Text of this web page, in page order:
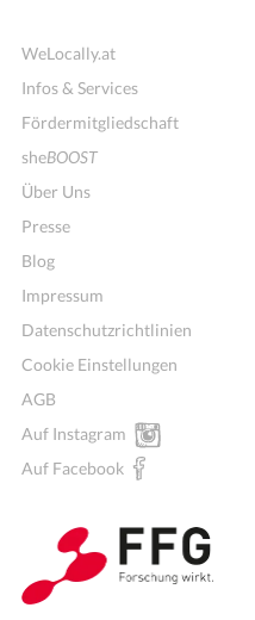
WeLocally.at
Infos & Services
Fördermitgliedschaft
sheBOOST
Über Uns
Presse
Blog
Impressum
Datenschutzrichtlinien
Cookie Einstellungen
AGB
Auf Instagram
Auf Facebook